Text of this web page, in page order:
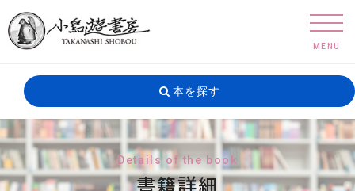
本を探す
Details of the book
書籍詳細
MENU